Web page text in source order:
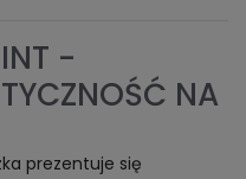
-
NA
prezentuje się